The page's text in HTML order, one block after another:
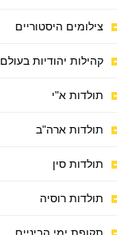
צילומים היסטוריים
קהילות יהודיות בעולם
תולדות א"י
תולדות ארה"ב
תולדות סין
תולדות רוסיה